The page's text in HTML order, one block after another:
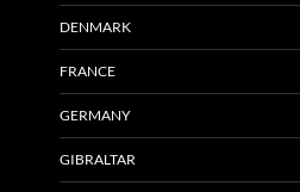
DENMARK
FRANCE
GERMANY
GIBRALTAR